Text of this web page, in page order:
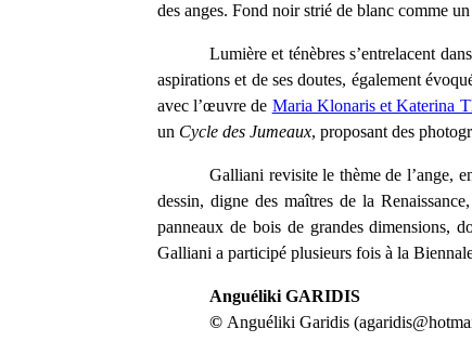
des anges. Fond noir strié de blanc comme
Lumière et ténèbres s’entrelacent
aspirations et de ses doutes, également
avec l’œuvre de Maria Klonaris et Katerina
un Cycle des Jumeaux, proposant des
Galliani revisite le thème de l’ange,
dessin, digne des maîtres de la
panneaux de bois de grandes dimensions,
Galliani a participé plusieurs fois à la
Anguéliki GARIDIS
© Anguéliki Garidis (